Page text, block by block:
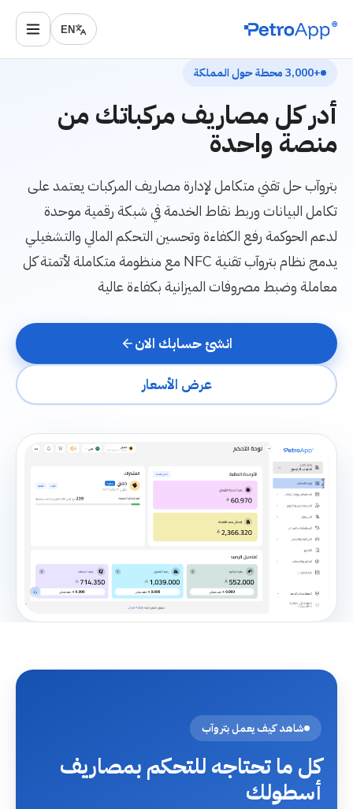
EN
+3,000 محطة حول المملكة
أدر كل مصاريف مركباتك من
منصة واحدة
بتروآب حل تقني متكامل لإدارة مصاريف المركبات يعتمد على
تكامل البيانات وربط نقاط الخدمة في شبكة رقمية موحدة
لدعم الحوكمة رفع الكفاءة وتحسين التحكم المالي والتشغيلي
يدمج نظام بتروآب تقنية NFC مع منظومة متكاملة لأتمتة كل
معاملة وضبط مصروفات الميزانية بكفاءة عالية
انشئ حسابك الان
عرض الأسعار
شاهد كيف يعمل بتروآب
كل ما تحتاجه للتحكم بمصاريف
أسطولك
شاهد بتروآب في دقيقة